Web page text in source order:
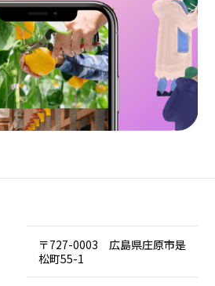
〒727-0003 広島県庄原市是
松町55-1